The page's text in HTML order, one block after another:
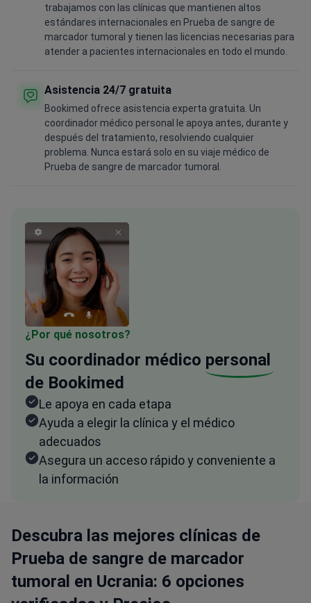
trabajamos con las clínicas que mantienen altos
estándares internacionales en Prueba de sangre de
marcador tumoral y tienen las licencias necesarias para
atender a pacientes internacionales en todo el mundo.
Asistencia 24/7 gratuita
Bookimed ofrece asistencia experta gratuita. Un
coordinador médico personal le apoya antes, durante y
después del tratamiento, resolviendo cualquier
problema. Nunca estará solo en su viaje médico de
Prueba de sangre de marcador tumoral.
¿Por qué nosotros?
Su coordinador médico personal
de Bookimed
Le apoya en cada etapa
Ayuda a elegir la clínica y el médico
adecuados
Asegura un acceso rápido y conveniente a
la información
Descubra las mejores clínicas de
Prueba de sangre de marcador
tumoral en Ucrania: 6 opciones